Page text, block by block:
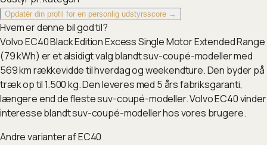
Opdatér din profil for en personlig udstyrsscore →
Hvem er denne bil god til?
Volvo EC40 Black Edition Excess Single Motor Extended Range
(79 kWh) er et alsidigt valg blandt suv-coupé-modeller med
569 km rækkevidde til hverdag og weekendture. Den byder på
træk op til 1.500 kg. Den leveres med 5 års fabriksgaranti,
længere end de fleste suv-coupé-modeller. Volvo EC40 vinder
interesse blandt suv-coupé-modeller hos vores brugere.
Andre varianter afEC40